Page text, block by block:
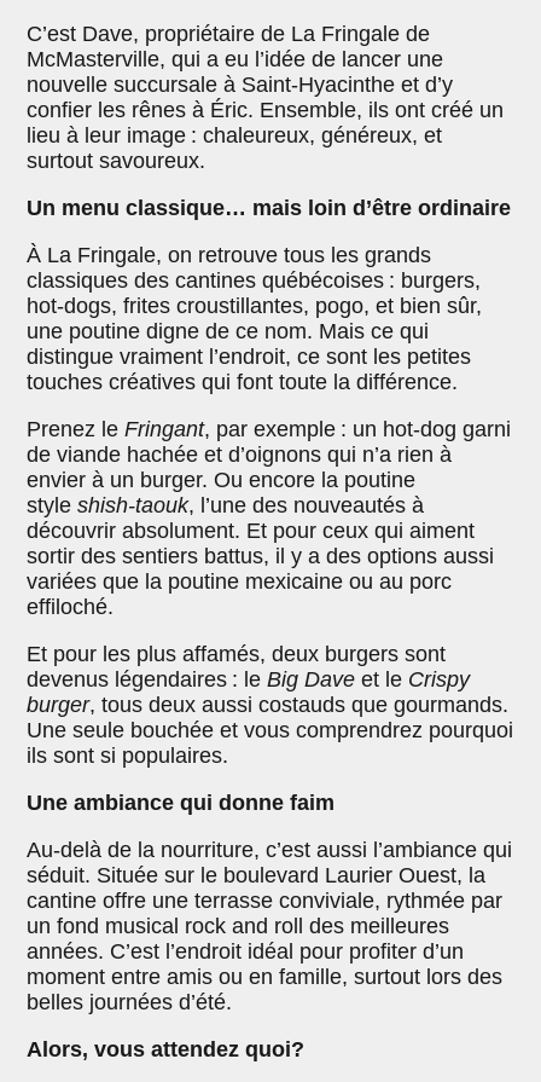
C’est Dave, propriétaire de La Fringale de
McMasterville, qui a eu l’idée de lancer une
nouvelle succursale à Saint-Hyacinthe et d’y
confier les rênes à Éric. Ensemble, ils ont créé un
lieu à leur image : chaleureux, généreux, et
surtout savoureux.
Un menu classique… mais loin d’être ordinaire
À La Fringale, on retrouve tous les grands
classiques des cantines québécoises : burgers,
hot-dogs, frites croustillantes, pogo, et bien sûr,
une poutine digne de ce nom. Mais ce qui
distingue vraiment l’endroit, ce sont les petites
touches créatives qui font toute la différence.
Prenez leFringant, par exemple : un hot-dog garni
de viande hachée et d’oignons qui n’a rien à
envier à un burger. Ou encore la poutine
styleshish-taouk, l’une des nouveautés à
découvrir absolument. Et pour ceux qui aiment
sortir des sentiers battus, il y a des options aussi
variées que la poutine mexicaine ou au porc
effiloché.
Et pour les plus affamés, deux burgers sont
devenus légendaires : leBig Dave et le Crispy
burger, tous deux aussi costauds que gourmands.
Une seule bouchée et vous comprendrez pourquoi
ils sont si populaires.
Une ambiance qui donne faim
Au-delà de la nourriture, c’est aussi l’ambiance qui
séduit. Située sur le boulevard Laurier Ouest, la
cantine offre une terrasse conviviale, rythmée par
un fond musical rock and roll des meilleures
années. C’est l’endroit idéal pour profiter d’un
moment entre amis ou en famille, surtout lors des
belles journées d’été.
Alors, vous attendez quoi?